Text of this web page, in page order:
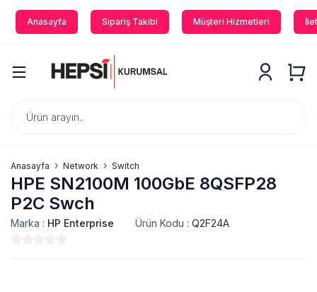
Anasayfa Sipariş Takibi Müşteri Hizmetleri
Anasayfa Network Switch
HPE SN2100M 100GbE 8QSFP28
P2C Swch
Marka : HP Enterprise Ürün Kodu : Q2F24A